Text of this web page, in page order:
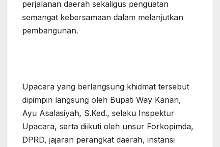
perjalanan daerah sekaligus penguatan
semangat kebersamaan dalam melanjutkan
pembangunan.
Upacara yang berlangsung khidmat tersebut
dipimpin langsung oleh Bupati Way Kanan,
Ayu Asalasiyah, S.Ked., selaku Inspektur
Upacara, serta diikuti oleh unsur Forkopimda,
DPRD, jajaran perangkat daerah, instansi